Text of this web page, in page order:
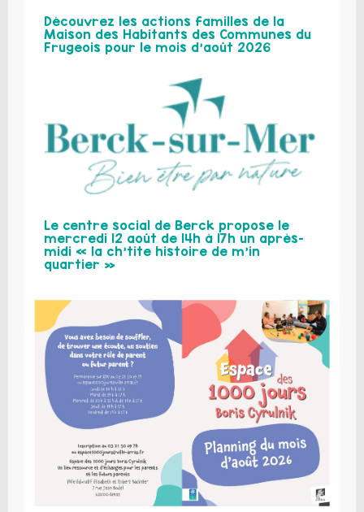
Découvrez les actions familles de la
Maison des Habitants des Communes du
Frugeois pour le mois d’août 2026
Le centre social de Berck propose le
mercredi 12 août de 14h à 17h un après-
midi « la ch’tite histoire de m’in
quartier »